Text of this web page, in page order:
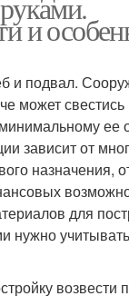
и
и подвал.
может свестись
ее
зависит от
назначения,
для
нужно
возвести